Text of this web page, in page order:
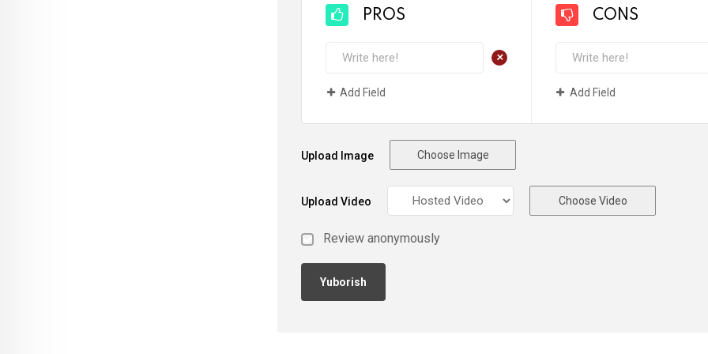
PROS
+
Add Field
CONS
Add Field
Upload Image Choose Image
Upload Video Choose Video
Review anonymously